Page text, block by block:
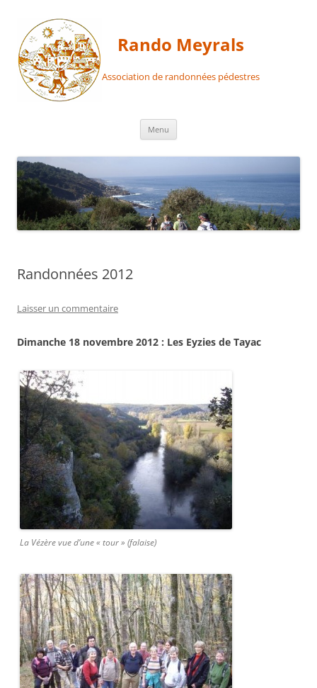
contenu
Rando Meyrals
Association de randonnées pédestres
Menu
Randonnées 2012
Laisser un commentaire
Dimanche 18 novembre 2012 : Les Eyzies de Tayac
La Vézère vue d’une « tour » (falaise)